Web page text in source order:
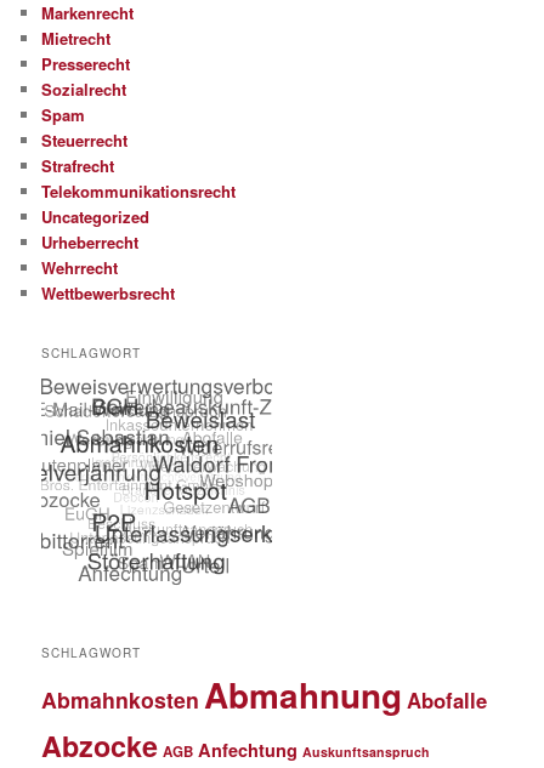
Markenrecht
Mietrecht
Presserecht
Sozialrecht
Spam
Steuerrecht
Strafrecht
Telekommunikationsrecht
Uncategorized
Urheberrecht
Wehrrecht
Wettbewerbsrecht
SCHLAGWORT
SCHLAGWORT
Abmahnkosten Abmahnung Abofalle
Abzocke AGB Anfechtung Auskunftsanspruch